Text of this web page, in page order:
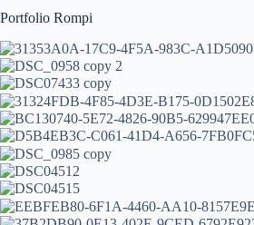
Portfolio Rompi